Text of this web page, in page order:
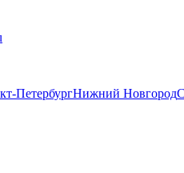
ПетербургНижний Новгород